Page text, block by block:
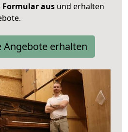
Formular aus und erhalten
Angebote erhalten